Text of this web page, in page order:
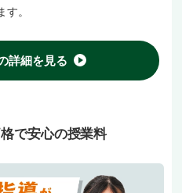
。
詳細を見る
で安心の授業料